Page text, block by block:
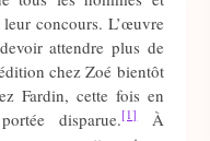
concours. L’œuvre
attendre plus de
chez Zoé bientôt
Fardin, cette fois en
disparue.[1]À